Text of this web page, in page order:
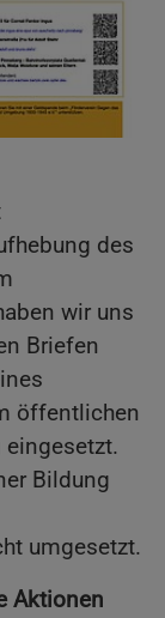
des
wir uns
Briefen
öffentlichen
eingesetzt.
Bildung
umgesetzt.
Aktionen